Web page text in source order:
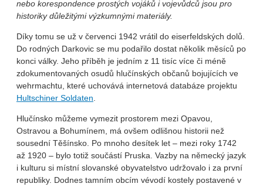
nebo korespondence prostých vojáků i vojevůdců jsou pro
historiky důležitými výzkumnými materiály.
Díky tomu se už v červenci 1942 vrátil do eiserfeldských dolů.
Do rodných Darkovic se mu podařilo dostat několik měsíců po
konci války. Jeho příběh je jedním z 11 tisíc více či méně
zdokumentovaných osudů hlučínských občanů bojujících ve
wehrmachtu, které uchovává internetová databáze projektu
Hultschiner Soldaten
Hlučínsko můžeme vymezit prostorem mezi Opavou,
Ostravou a Bohumínem, má ovšem odlišnou historii než
sousední Těšínsko. Po mnoho desítek let – mezi roky 1742
až 1920 – bylo totiž součástí Pruska. Vazby na německý jazyk
i kulturu si místní slovanské obyvatelstvo udržovalo i za první
republiky. Dodnes tamním obcím vévodí kostely postavené v